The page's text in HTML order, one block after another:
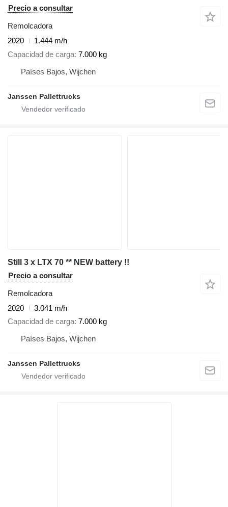
Precio a consultar
Remolcadora
2020
1.444 m/h
Capacidad de carga 7.000 kg
Países Bajos, Wijchen
Janssen Pallettrucks
Still 3 x LTX 70 ** NEW battery !!
Precio a consultar
Remolcadora
2020
3.041 m/h
Capacidad de carga 7.000 kg
Países Bajos, Wijchen
Janssen Pallettrucks